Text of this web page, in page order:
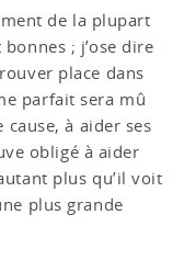
de la plupart
; j’ose dire
place dans
parfait sera mû
cause, à aider ses
obligé à aider
plus qu’il voit
plus grande